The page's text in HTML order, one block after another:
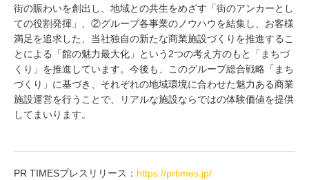
街の賑わいを創出し、地域との共生をめざす「街のアンカーとし
ての役割発揮」、②グループ各事業のノウハウを結集し、お客様
満足を追求した、当社独自の新たな商業施設づくりを推進するこ
とによる「館の魅力最大化」という2つの考え方のもと「まちづ
くり」を推進しています。今後も、このグループ総合戦略「まち
づくり」に基づき、それぞれの地域環境に合わせた魅力ある商業
施設運営を行うことで、リアルな施設ならではの体験価値を提供
してまいります。
PR TIMESプレスリリース： https://prtimes.jp/